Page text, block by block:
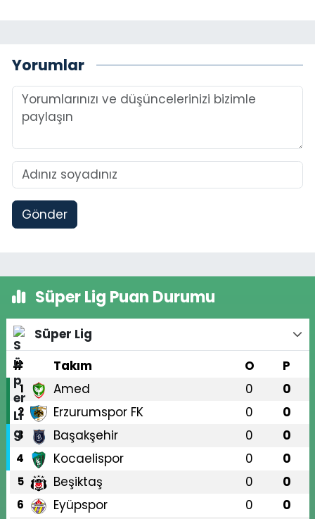
Yorumlar
Gönder
Süper Lig Puan Durumu
Süper Lig
#
Takım O P
1 Amed 0 0
2 Erzurumspor FK 0 0
3 Başakşehir 0 0
4 Kocaelispor 0 0
5 Beşiktaş 0 0
6 Eyüpspor 0 0